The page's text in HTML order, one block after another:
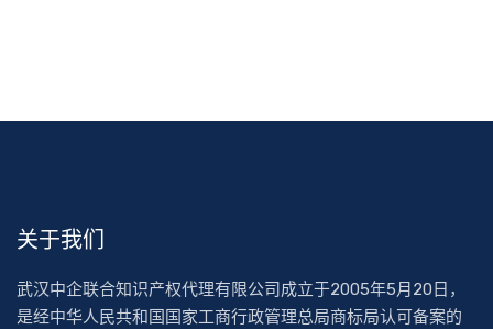
关于我们
武汉中企联合知识产权代理有限公司成立于2005年5月20日，
是经中华人民共和国国家工商行政管理总局商标局认可备案的